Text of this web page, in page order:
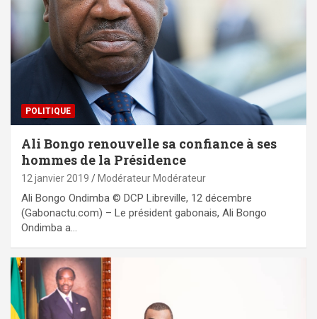
POLITIQUE
Ali Bongo renouvelle sa confiance à ses
hommes de la Présidence
12 janvier 2019 Modérateur Modérateur
Ali Bongo Ondimba © DCP Libreville, 12 décembre
(Gabonactu.com) – Le président gabonais, Ali Bongo
Ondimba a…